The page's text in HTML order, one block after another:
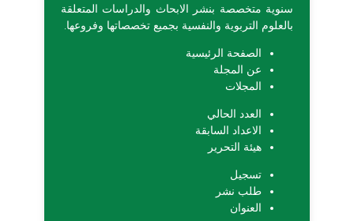
سنوية متخصصة بنشر الابحاث والدراسات المتعلقة
بالعلوم التربوية والنفسية بجميع تخصصاتها وفروعها.
الصفحة الرئيسية
عن المجلة
المجلات
العدد الحالي
الاعداد السابقة
هيئة التحرير
تسجيل
طلب نشر
العنوان